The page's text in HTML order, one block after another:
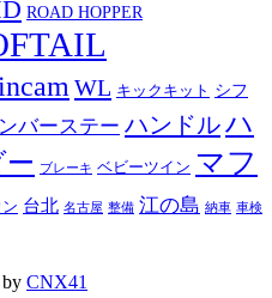
ROAD HOPPER
WL キックキット シフ
バーステー ハンドルハ
ブレーキ ベビーツイン マフ
台北 名古屋 整備 江の島 納車 車検
by CNX41